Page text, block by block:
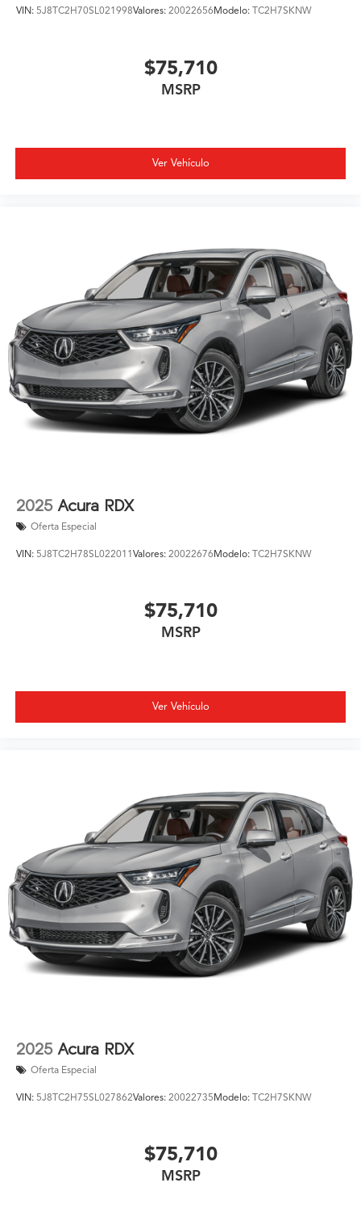
VIN: 5J8TC2H70SL021998Valores: 20022656Modelo: TC2H7SKNW
$75,710
MSRP
Ver Vehículo
2025 Acura RDX
Oferta Especial
VIN: 5J8TC2H78SL022011Valores: 20022676Modelo: TC2H7SKNW
$75,710
MSRP
Ver Vehículo
2025 Acura RDX
Oferta Especial
VIN: 5J8TC2H75SL027862Valores: 20022735Modelo: TC2H7SKNW
$75,710
MSRP